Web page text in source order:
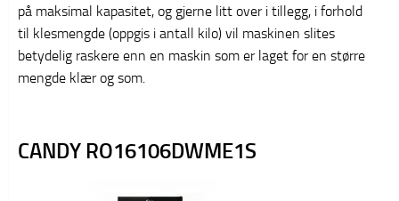
på maksimal kapasitet, og gjerne litt over i tillegg, i forhold
til klesmengde (oppgis i antall kilo) vil maskinen slites
betydelig raskere enn en maskin som er laget for en større
mengde klær og som.
CANDY RO16106DWME1S